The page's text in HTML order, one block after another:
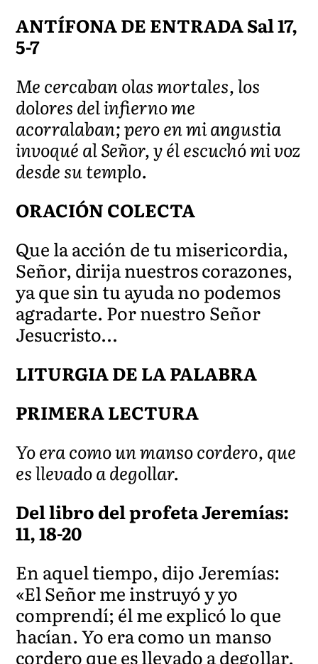
ANTÍFONA DE ENTRADA Sal 17,
5-7
Me cercaban olas mortales, los
dolores del infierno me
acorralaban; pero en mi angustia
invoqué al Señor, y él escuchó mi voz
desde su templo.
ORACIÓN COLECTA
Que la acción de tu misericordia,
Señor, dirija nuestros corazones,
ya que sin tu ayuda no podemos
agradarte. Por nuestro Señor
Jesucristo…
LITURGIA DE LA PALABRA
PRIMERA LECTURA
Yo era como un manso cordero, que
es llevado a degollar.
Del libro del profeta Jeremías:
11, 18-20
En aquel tiempo, dijo Jeremías:
«El Señor me instruyó y yo
comprendí; él me explicó lo que
hacían. Yo era como un manso
cordero que es llevado a degollar,